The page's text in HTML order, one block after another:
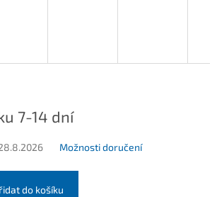
7-14 dní
Možnosti doručení
do košíku